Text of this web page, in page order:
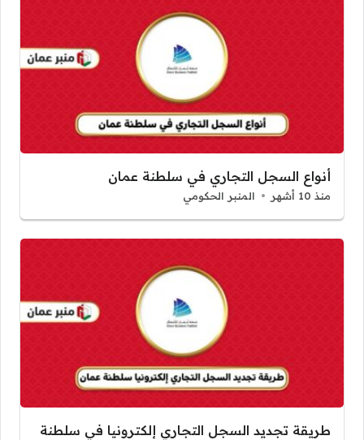
أنواع السجل التجاري في سلطنة عمان
منذ 10 أشهر المنبر الحكومي
طريقة تجديد السجل التجاري إلكترونيا في سلطنة